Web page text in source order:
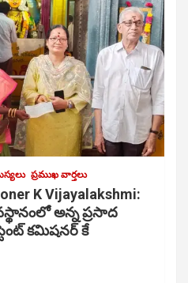
ప్రముఖ వార్తలు
K Vijayalakshmi:
అన్న ప్రసాద
కమిషనర్ కే